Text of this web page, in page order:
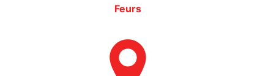
Feurs